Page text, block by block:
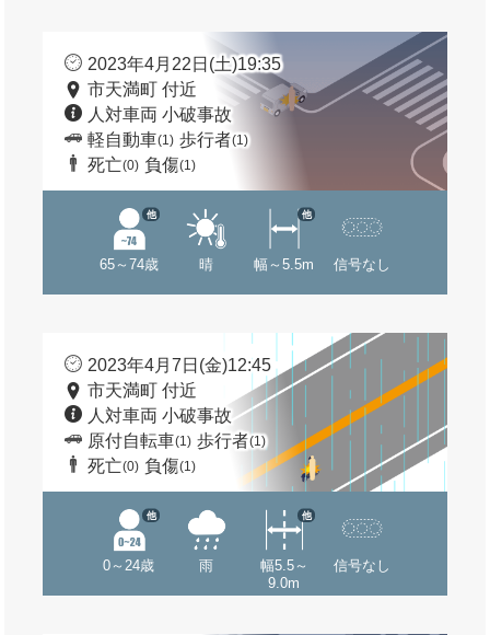
2023年4月22日(土)19:35
市天満町 付近
人対車両 小破事故
軽自動車(1) 歩行者(1)
死亡(0) 負傷(1)
65～74歳
他
晴 幅～5.5m
他
信号なし
2023年4月7日(金)12:45
市天満町 付近
人対車両 小破事故
原付自転車(1) 歩行者(1)
死亡(0) 負傷(1)
0～24歳
他
雨
幅5.5～
9.0m
他
信号なし